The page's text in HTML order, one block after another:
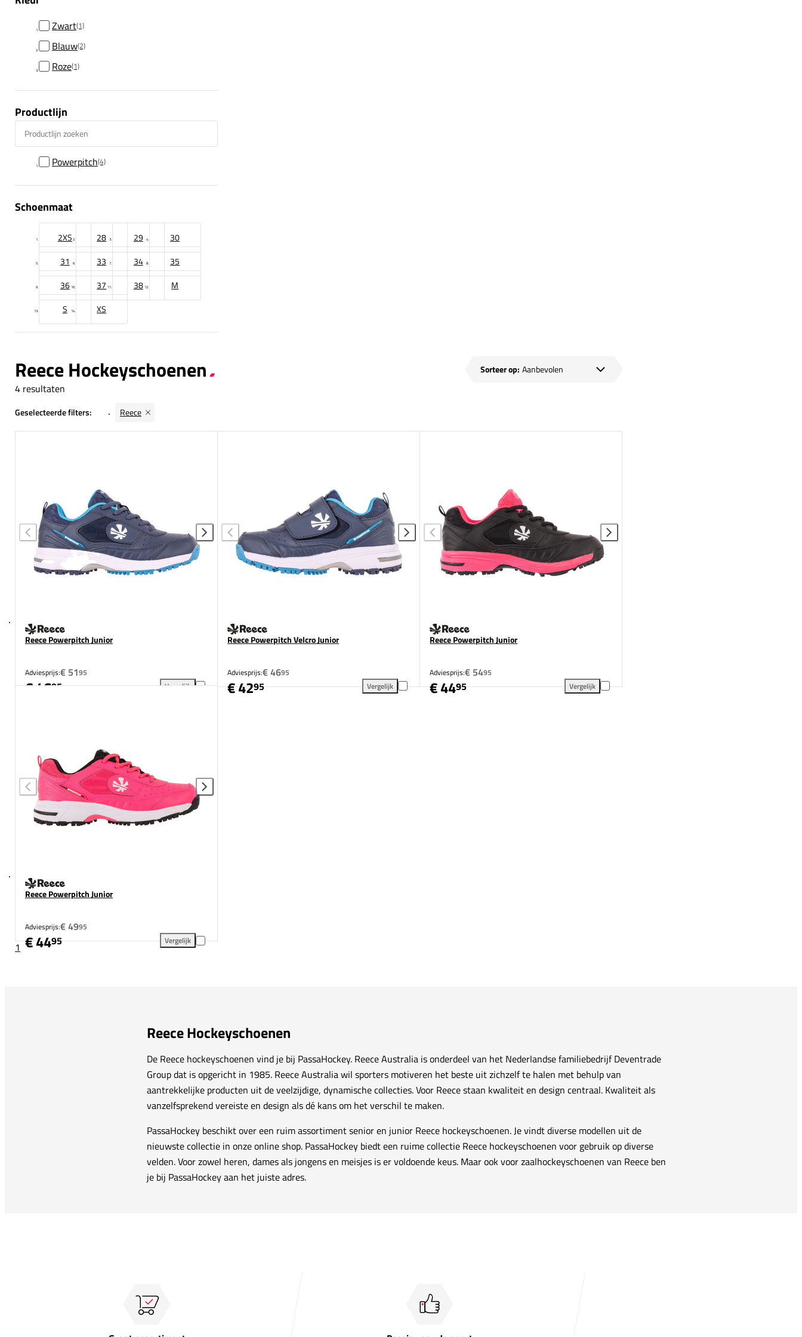
Zwart(1)
Blauw(2)
Roze(1)
Productlijn
Powerpitch(4)
Schoenmaat
2XS 28 29
30
31
33 34
35
36
37 38
M
S
XS
Reece Hockeyschoenen Sorteer op:
4 resultaten
Geselecteerde filters: Reece
Reece Powerpitch Junior
Adviesprijs:€ 5195
€ 4695
Vergelijk
Reece Powerpitch Junior toevoegen aan vergelijking
Reece Powerpitch Velcro Junior
Adviesprijs:€ 4695
€ 4295
Vergelijk
Reece Powerpitch Velcro Junior toevoegen aan vergelijking
Reece Powerpitch Junior
Adviesprijs:€ 5495
€ 4495
Vergelijk
Reece Powerpitch Junior toevoegen aan vergelijking
Reece Powerpitch Junior
Adviesprijs:€ 4995
€ 4495
Vergelijk
Reece Powerpitch Junior toevoegen aan vergelijking
1
Reece Hockeyschoenen
De Reece hockeyschoenen vind je bij PassaHockey. Reece Australia is onderdeel van het Nederlandse familiebedrijf Deventrade
Group dat is opgericht in 1985. Reece Australia wil sporters motiveren het beste uit zichzelf te halen met behulp van
aantrekkelijke producten uit de veelzijdige, dynamische collecties. Voor Reece staan kwaliteit en design centraal. Kwaliteit als
vanzelfsprekend vereiste en design als dé kans om het verschil te maken.
PassaHockey beschikt over een ruim assortiment senior en junior Reece hockeyschoenen. Je vindt diverse modellen uit de
nieuwste collectie in onze online shop. PassaHockey biedt een ruime collectie Reece hockeyschoenen voor gebruik op diverse
velden. Voor zowel heren, dames als jongens en meisjes is er voldoende keus. Maar ook voor zaalhockeyschoenen van Reece ben
je bij PassaHockey aan het juiste adres.